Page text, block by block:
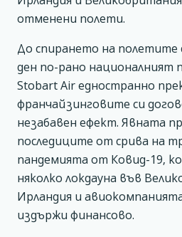
отменени полети.
До спирането на полетите
ден по-рано националният
Stobart Air едностранно
франчайзинговите си
незабавен ефект. Явната
последиците от срива на
пандемията от Ковид-19,
няколко локдауна във
Ирландия и
издържи финансово.